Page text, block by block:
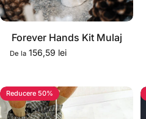
Stoc momentan epuizat
Forever Hands Kit Mulaj
De la 156,59 lei
Reducere 50%